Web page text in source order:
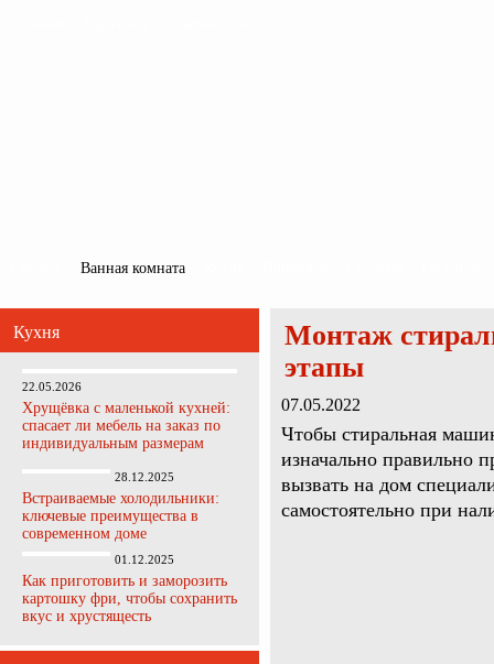
Ванная комната
Кухня
22.05.2026
Хрущёвка с маленькой кухней:
спасает ли мебель на заказ по
индивидуальным размерам
28.12.2025
Встраиваемые холодильники:
ключевые преимущества в
современном доме
01.12.2025
Как приготовить и заморозить
картошку фри, чтобы сохранить
вкус и хрустящесть
Монтаж
этапы
07.05.2022
Чтобы стиральная
изначально правильно
вызвать на дом
самостоятельно при